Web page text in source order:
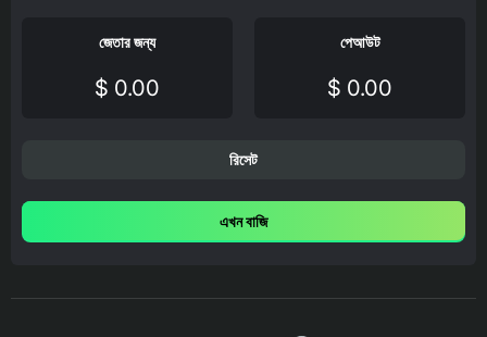
জেতার জন্য
$ 0.00
পেআউট
$ 0.00
রিসেট
এখন বাজি